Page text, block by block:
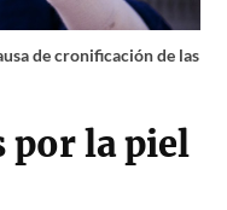
de cronificación de las
por la piel